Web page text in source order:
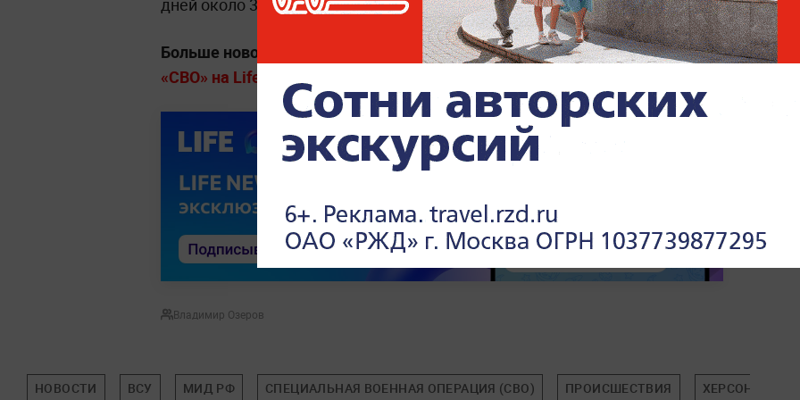
дней около 3619 боеприпасов.
Больше новостей о специальной военной операции —читайте в разделе
«СВО» на Life.ru.
Владимир Озеров
НОВОСТИ ВСУ МИД РФ СПЕЦИАЛЬНАЯ ВОЕННАЯ ОПЕРАЦИЯ (СВО) ПРОИСШЕСТВИЯ ХЕРСОНСКАЯ